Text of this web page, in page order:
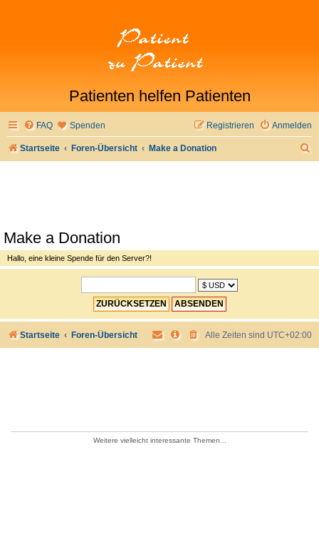
Patienten helfen Patienten
FAQ Spenden Anmelden
Registrieren
Startseite Foren-Übersicht Make a Donation
Make a Donation
Hallo, eine kleine Spende für den Server?!
Startseite Foren-Übersicht Alle Zeiten sind UTC+02:00
Weitere vielleicht interessante Themen...